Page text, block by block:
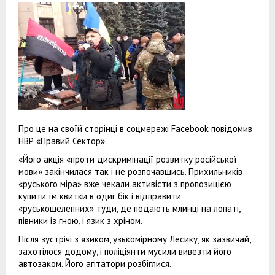
Про це на своїй сторінці в соцмережі Facebook повідомив
НВР «Правий Сектор».
«Його акція «проти дискримінації розвитку російської
мови» закінчилася так і не розпочавшись. Прихильників
«руського міра» вже чекали активісти з пропозицією
купити їм квитки в одиг бік і відправити
«руськощелепних» туди, де подають млинці на лопаті,
півники із гною, і язик з хріном.
Після зустрічі з язиком, узькомірному Лесику, як зазвичай,
захотілося додому, і поліціянти мусили вивезти його
автозаком. Його агітатори розбіглися.